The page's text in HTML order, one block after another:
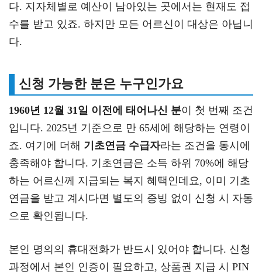
다. 지자체별로 예산이 남아있는 곳에서는 현재도 접
수를 받고 있죠. 하지만 모든 어르신이 대상은 아닙니
다.
신청 가능한 분은 누구인가요
1960년 12월 31일 이전에 태어나신 분이 첫 번째 조건
입니다. 2025년 기준으로 만 65세에 해당하는 연령이
죠. 여기에 더해 기초연금 수급자라는 조건을 동시에
충족해야 합니다. 기초연금은 소득 하위 70%에 해당
하는 어르신께 지급되는 복지 혜택인데요, 이미 기초
연금을 받고 계시다면 별도의 증빙 없이 신청 시 자동
으로 확인됩니다.
본인 명의의 휴대전화가 반드시 있어야 합니다. 신청
과정에서 본인 인증이 필요하고, 상품권 지급 시 PIN